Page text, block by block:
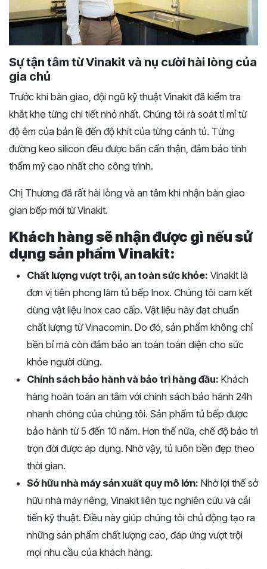
Sự tận tâm từ Vinakit và nụ cười hài lòng của
gia chủ
Trước khi bàn giao, đội ngũ kỹ thuật Vinakit đã kiểm tra
khắt khe từng chi tiết nhỏ nhất. Chúng tôi rà soát tỉ mỉ từ
độ êm của bản lề đến độ khít của từng cánh tủ. Từng
đường keo silicon đều được bắn cẩn thận, đảm bảo tính
thẩm mỹ cao nhất cho công trình.
Chị Thương đã rất hài lòng và an tâm khi nhận bàn giao
gian bếp mới từ Vinakit.
Khách hàng sẽ nhận được gì nếu sử
dụng sản phẩm Vinakit:
Chất lượng vượt trội, an toàn sức khỏe: Vinakit là
đơn vị tiên phong làm tủ bếp Inox. Chúng tôi cam kết
dùng vật liệu Inox cao cấp. Vật liệu này đạt chuẩn
chất lượng từ Vinacomin. Do đó, sản phẩm không chỉ
bền bỉ mà còn đảm bảo an toàn toàn diện cho sức
khỏe người dùng.
Chính sách bảo hành và bảo trì hàng đầu: Khách
hàng hoàn toàn an tâm với chính sách bảo hành 24h
nhanh chóng của chúng tôi. Sản phẩm tủ bếp được
bảo hành từ 5 đến 10 năm. Hơn thế nữa, chế độ bảo trì
trọn đời được áp dụng. Nhờ vậy, tủ luôn bền đẹp theo
thời gian.
Sở hữu nhà máy sản xuất quy mô lớn: Nhờ lợi thế sở
hữu nhà máy riêng, Vinakit liên tục nghiên cứu và cải
tiến kỹ thuật. Điều này giúp chúng tôi chủ động tạo ra
những sản phẩm chất lượng cao, đáp ứng vượt trội
mọi nhu cầu của khách hàng.